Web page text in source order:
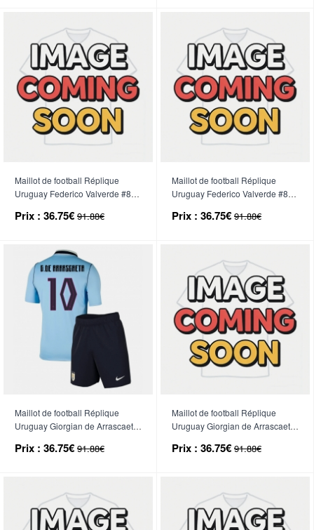
Maillot de football Réplique
Uruguay Federico Valverde #8
Manche Courte (+ Pantalon
Prix : 36.75€ 91.88€
Maillot de football Réplique
Uruguay Federico Valverde #8
Manche Courte (+ Pantalon
Prix : 36.75€ 91.88€
Maillot de football Réplique
Uruguay Giorgian de Arrascaeta
2026 Manche Courte (+ Pantalon
Prix : 36.75€ 91.88€
Maillot de football Réplique
Uruguay Giorgian de Arrascaeta
2026 Manche Courte (+ Pantalon
Prix : 36.75€ 91.88€